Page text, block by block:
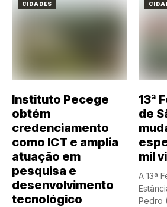
CIDADES
Instituto Pecege
obtém
credenciamento
como ICT e amplia
atuação em
pesquisa e
desenvolvimento
tecnológico
13ª
de
mil
A 13ª
Pedro